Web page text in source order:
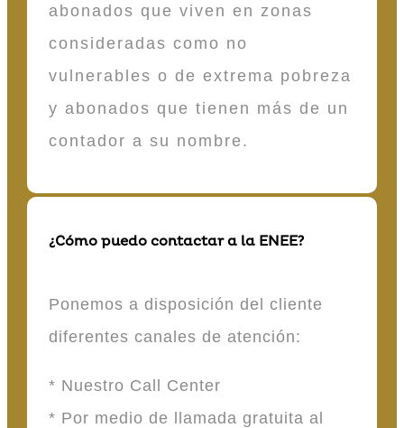
abonados que viven en zonas
consideradas como no
vulnerables o de extrema pobreza
y abonados que tienen más de un
contador a su nombre.
¿Cómo puedo contactar a la ENEE?
Ponemos a disposición del cliente
diferentes canales de atención:
* Nuestro Call Center
* Por medio de llamada gratuita al